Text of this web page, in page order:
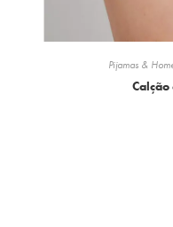
Pijamas &